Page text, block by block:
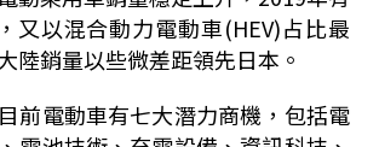
又以混合動力電動車(HEV)占比最
陸銷量以些微差距領先日本。
前電動車有七大潛力商機，包括電